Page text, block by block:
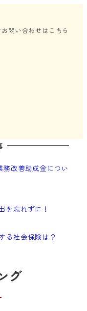
お問い合わせはこちら
務改善助成金につい
を忘れずに！
る社会保険は？
グ